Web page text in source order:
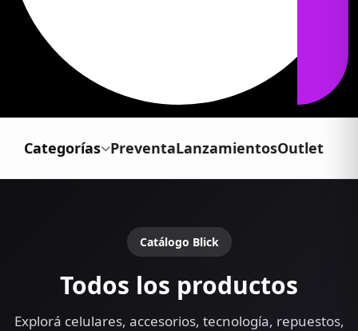
Categorías PreventaLanzamientosOutlet
Catálogo Blick
Todos los productos
Explorá celulares, accesorios, tecnología, repuestos,